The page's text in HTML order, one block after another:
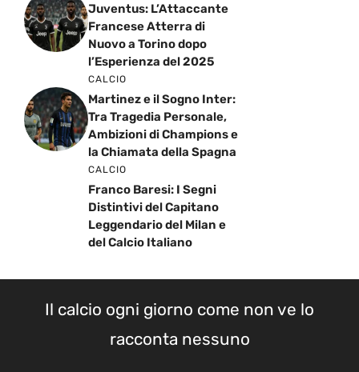
Juventus: L’Attaccante
Francese Atterra di
Nuovo a Torino dopo
l’Esperienza del 2025
CALCIO
Martinez e il Sogno Inter:
Tra Tragedia Personale,
Ambizioni di Champions e
la Chiamata della Spagna
CALCIO
Franco Baresi: I Segni
Distintivi del Capitano
Leggendario del Milan e
del Calcio Italiano
Il calcio ogni giorno come non ve lo
racconta nessuno